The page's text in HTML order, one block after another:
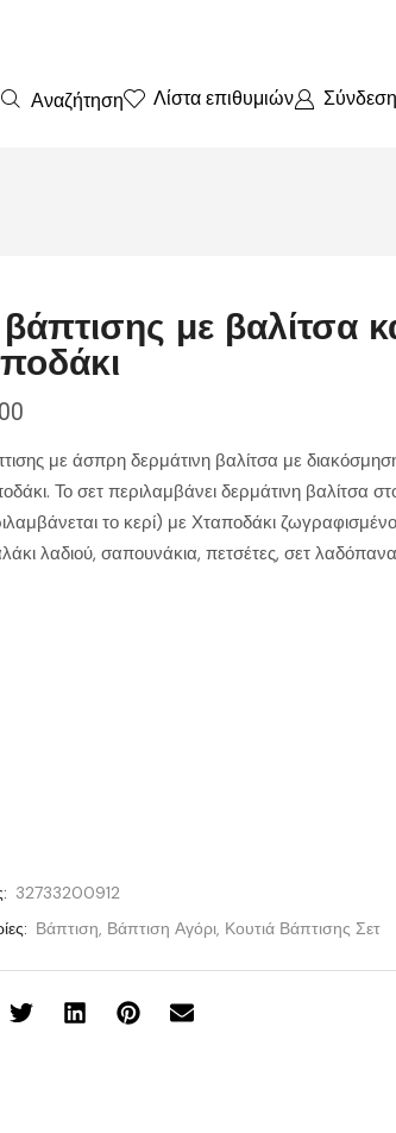
Αναζήτηση Λίστα επιθυμιών Σύνδεση
με βαλίτσα
με άσπρη δερμάτινη βαλίτσα με
Το σετ περιλαμβάνει δερμάτινη βαλίτσα
το κερί) με Χταποδάκι
λαδιού, σαπουνάκια, πετσέτες, σετ
32733200912
Βάπτιση, Βάπτιση Αγόρι, Κουτιά Βάπτισης Σετ